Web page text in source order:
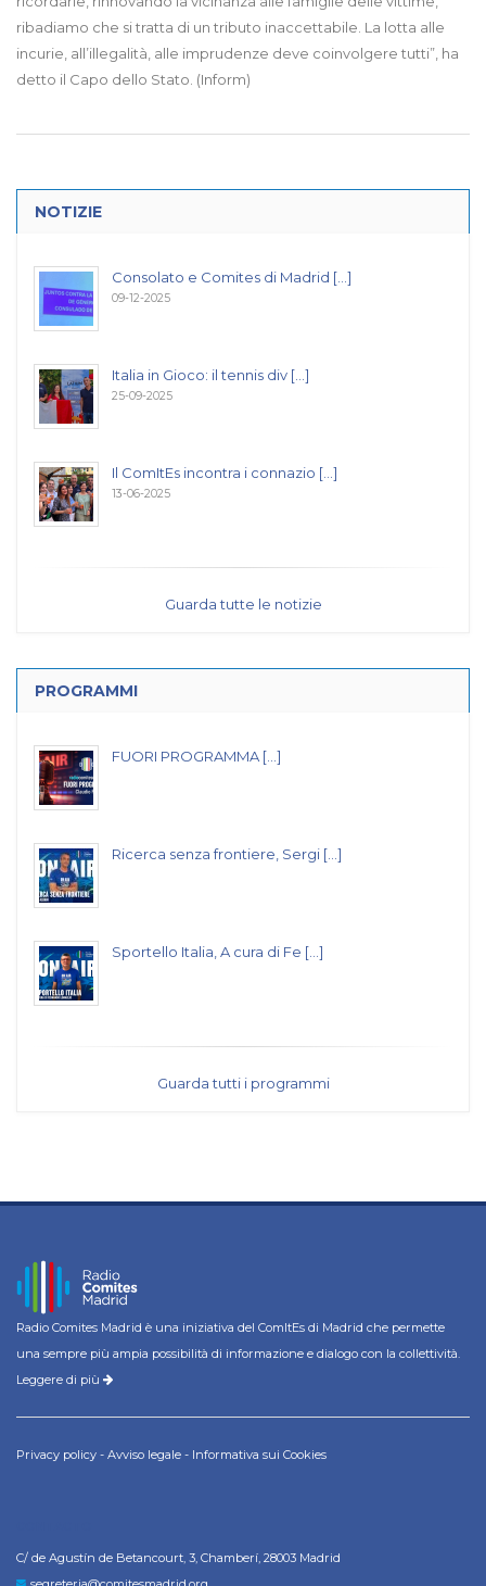
ribadiamo che si tratta di un tributo inaccettabile. La lotta alle
incurie, all’illegalità, alle imprudenze deve coinvolgere tutti”, ha
detto il Capo dello Stato. (Inform)
NOTIZIE
Consolato e Comites di Madrid [...]
09-12-2025
Italia in Gioco: il tennis div [...]
25-09-2025
Il ComItEs incontra i connazio [...]
13-06-2025
Guarda tutte le notizie
PROGRAMMI
FUORI PROGRAMMA [...]
Ricerca senza frontiere, Sergi [...]
Sportello Italia, A cura di Fe [...]
Guarda tutti i programmi
Radio Comites Madrid è una iniziativa del ComItEs di Madrid che permette
una sempre più ampia possibilità di informazione e dialogo con la collettività.
Leggere di più
Privacy policy - Avviso legale - Informativa sui Cookies
C/ de Agustín de Betancourt, 3, Chamberí, 28003 Madrid